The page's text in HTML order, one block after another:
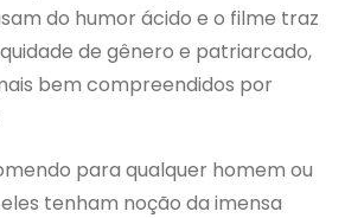
do humor ácido e o filme traz
de gênero e patriarcado,
bem compreendidos por
para qualquer homem ou
tenham noção da imensa